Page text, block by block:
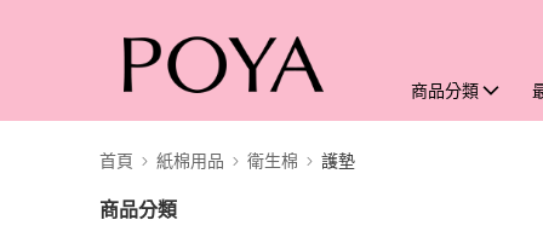
商品分類
首頁 紙棉用品 衛生棉 護墊
商品分類